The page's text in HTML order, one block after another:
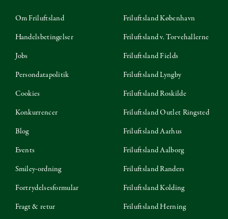
Om Friluftsland
Handelsbetingelser
Jobs
Persondatapolitik
Cookies
Konkurrencer
Blog
Events
Smiley-ordning
Fortrydelsesformular
Fragt & retur
Friluftsland København
Friluftsland v. Torvehallerne
Friluftsland Fields
Friluftsland Lyngby
Friluftsland Roskilde
Friluftsland Outlet Ringsted
Friluftsland Aarhus
Friluftsland Aalborg
Friluftsland Randers
Friluftsland Kolding
Friluftsland Herning